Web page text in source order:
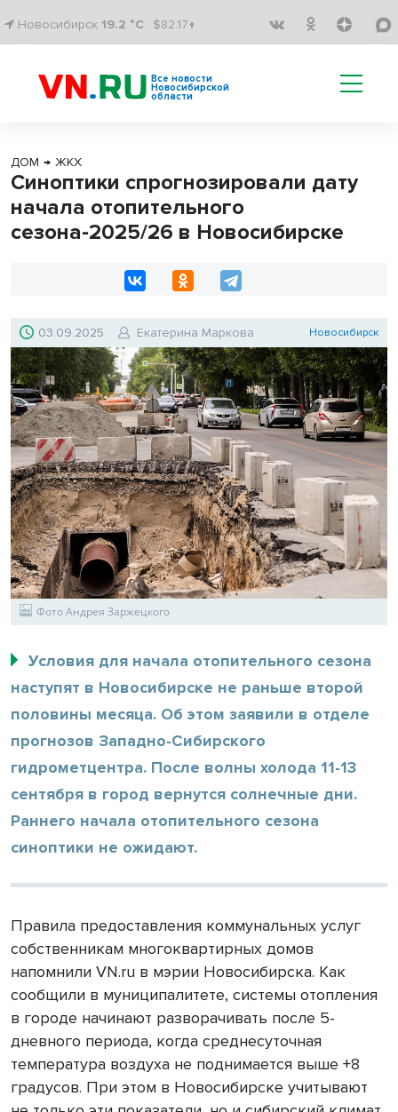
Новосибирск 19.2 °C $82.17↑
Все новости
Новосибирской
области
ДОМ → ЖКХ
Синоптики спрогнозировали дату
начала отопительного
сезона-2025/26 в Новосибирске
03.09.2025 Екатерина Маркова Новосибирск
Фото Андрея Заржецкого
Условия для начала отопительного сезона
наступят в Новосибирске не раньше второй
половины месяца. Об этом заявили в отделе
прогнозов Западно-Сибирского
гидрометцентра. После волны холода 11-13
сентября в город вернутся солнечные дни.
Раннего начала отопительного сезона
синоптики не ожидают.
Правила предоставления коммунальных услуг
собственникам многоквартирных домов
напомнили VN.ru в мэрии Новосибирска. Как
сообщили в муниципалитете, системы отопления
в городе начинают разворачивать после 5-
дневного периода, когда среднесуточная
температура воздуха не поднимается выше +8
градусов. При этом в Новосибирске учитывают